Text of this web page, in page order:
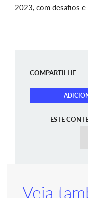
2023, com desafios e
COMPARTILHE
ESTE
Veja